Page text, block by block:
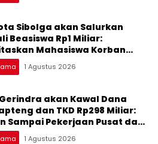
Sibolga akan Salurkan
Beasiswa Rp1 Miliar:
Mahasiswa Korban
1 Agustus 2026
akan Kawal Dana
dan TKD Rp298 Miliar:
Sampai Pekerjaan Pusat dan
Diklaim Kerjaan Tapteng
1 Agustus 2026